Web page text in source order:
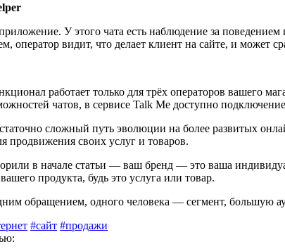
У этого чата есть наблюдение за
оператор видит, что делает клиент на сайте, и
работает только для трёх операторов вашего
чатов, в сервисе Talk Me доступно
сложный путь эволюции на более развитых
продвижения своих услуг и товаров.
в начале статьи ― ваш бренд ― это ваша
продукта, будь это услуга или товар.
обращением, одного человека ― сегмент, большую
#сайт #продажи